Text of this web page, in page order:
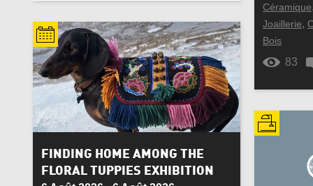
Émail
Expérimental
Forge
Instrument de musique Inuit
Mode
Céramique,
Joaillerie,
Bois
83
FINDING HOME AMONG THE
FLORAL TUPPIES EXHIBITION